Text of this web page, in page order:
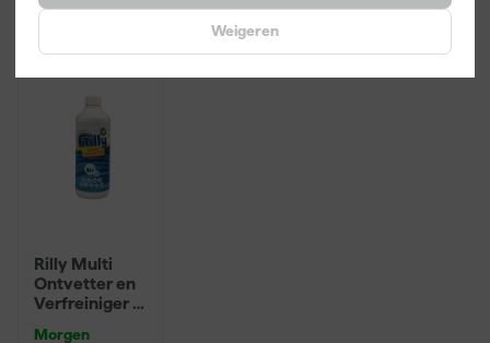
Weigeren
Rilly Multi
Ontvetter en
Verfreiniger –
Morgen